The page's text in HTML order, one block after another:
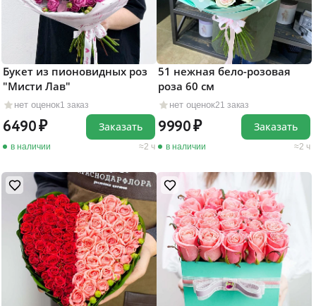
нет оценок1 заказ
Букет из пионовидных роз
"Мисти Лав"
6490
в наличии 2 ч
Заказать
нет оценок21 заказ
51 нежная бело-розовая
роза 60 см
9990
в наличии 2 ч
Заказать